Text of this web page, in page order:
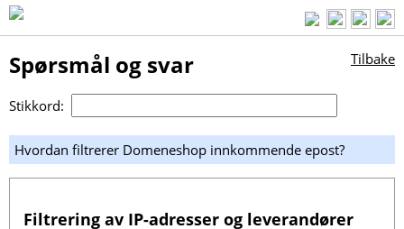
Spørsmål og svar Tilbake
Stikkord:
Hvordan filtrerer Domeneshop innkommende epost?
Filtrering av IP-adresser og leverandører